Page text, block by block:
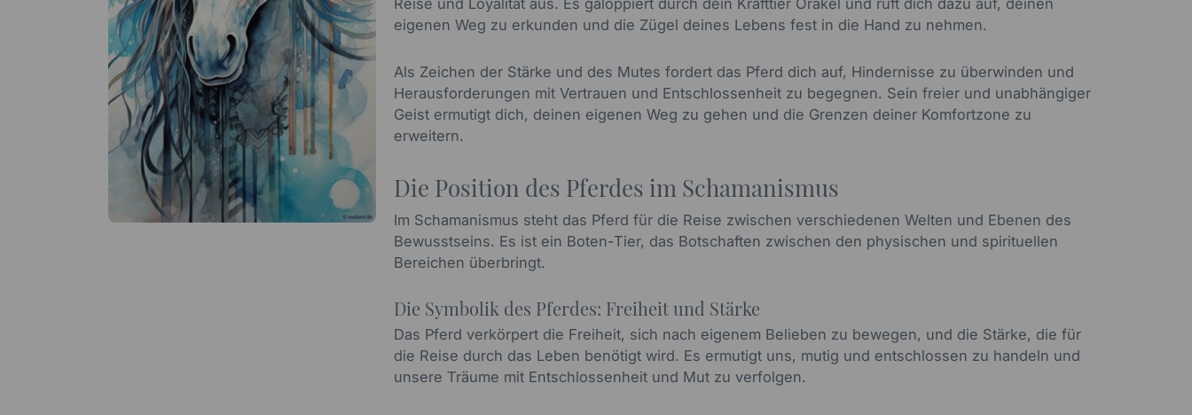
Reise und Loyalität aus. Es galoppiert durch dein Krafttier Orakel und ruft dich dazu auf, deinen
eigenen Weg zu erkunden und die Zügel deines Lebens fest in die Hand zu nehmen.
Als Zeichen der Stärke und des Mutes fordert das Pferd dich auf, Hindernisse zu überwinden und
Herausforderungen mit Vertrauen und Entschlossenheit zu begegnen. Sein freier und unabhängiger
Geist ermutigt dich, deinen eigenen Weg zu gehen und die Grenzen deiner Komfortzone zu
erweitern.
Die Position des Pferdes im Schamanismus
Im Schamanismus steht das Pferd für die Reise zwischen verschiedenen Welten und Ebenen des
Bewusstseins. Es ist ein Boten-Tier, das Botschaften zwischen den physischen und spirituellen
Bereichen überbringt.
Die Symbolik des Pferdes: Freiheit und Stärke
Das Pferd verkörpert die Freiheit, sich nach eigenem Belieben zu bewegen, und die Stärke, die für
die Reise durch das Leben benötigt wird. Es ermutigt uns, mutig und entschlossen zu handeln und
unsere Träume mit Entschlossenheit und Mut zu verfolgen.